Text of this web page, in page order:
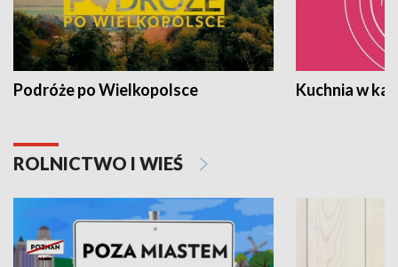
Podróże po Wielkopolsce Kuchnia w
ROLNICTWO I WIEŚ